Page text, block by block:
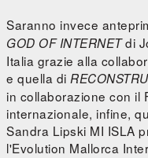
Saranno invece
GOD OF INTERNETdi
Italia grazie alla
e quella di
in collaborazione con il
internazionale, infine,
Sandra Lipski MI ISLA
l'Evolution Mallorca